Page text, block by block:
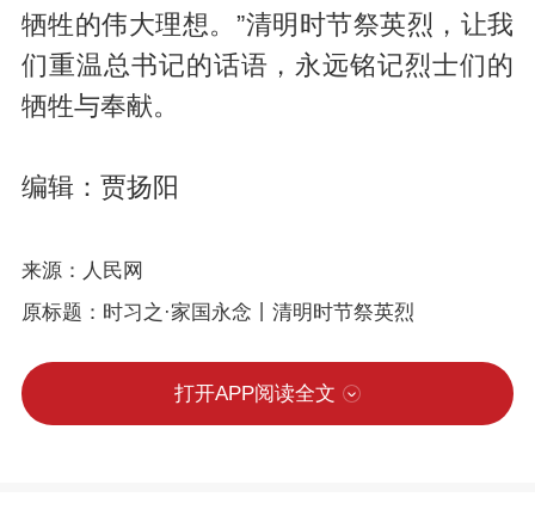
牺牲的伟大理想。”清明时节祭英烈，让我
们重温总书记的话语，永远铭记烈士们的
牺牲与奉献。
编辑：贾扬阳
来源：人民网
原标题：时习之·家国永念丨清明时节祭英烈
打开APP阅读全文